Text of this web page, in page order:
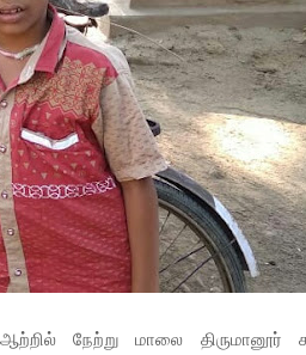
நேற்று மாலை திருமானூர்